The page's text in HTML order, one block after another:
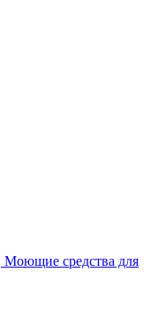
Моющие средства для